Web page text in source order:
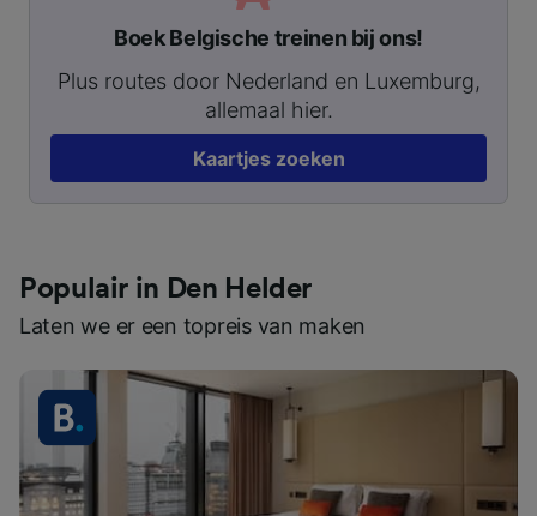
Boek Belgische treinen bij ons!
Plus routes door Nederland en Luxemburg,
allemaal hier.
Kaartjes zoeken
Populair in Den Helder
Laten we er een topreis van maken